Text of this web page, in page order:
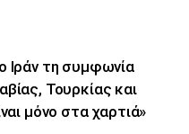
Ιράν τη συμφωνία
Τουρκίας και
μόνο στα χαρτιά»